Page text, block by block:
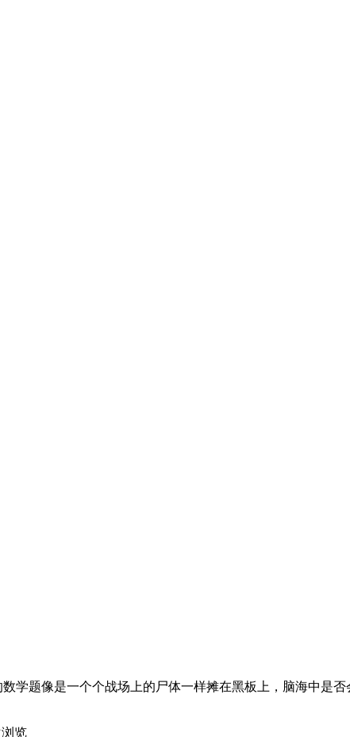
题像是一个个战场上的尸体一样摊在黑板上，脑海中是否
浏览